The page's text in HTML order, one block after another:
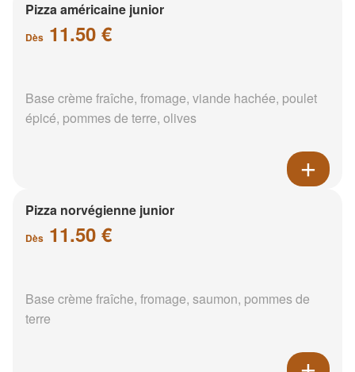
Pizza américaine junior
Dès 11.50 €
Base crème fraîche, fromage, viande hachée, poulet
épicé, pommes de terre, olives
Pizza norvégienne junior
Dès 11.50 €
Base crème fraîche, fromage, saumon, pommes de
terre